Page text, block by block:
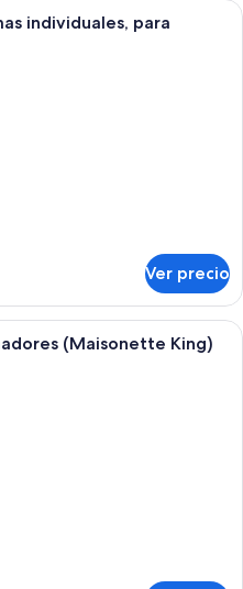
Habitación de hotel con dos camas,
individuales, para
Ver precio
Un pasillo amplio con alfombra
(Maisonette King)